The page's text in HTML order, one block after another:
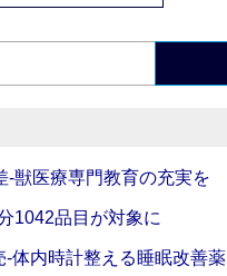
‐獣医療専門教育の充実を
1042品目が対象に
体内時計整える睡眠改善薬